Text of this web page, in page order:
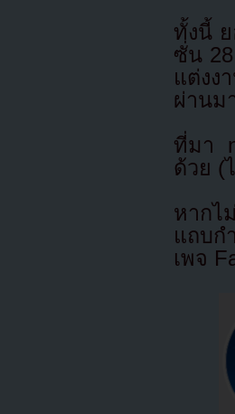
ทั้งนี้
ซั่น
แต่งง
ผ่านม
ที่มา
ด้วย (
หากไ
แถบก
เพจ